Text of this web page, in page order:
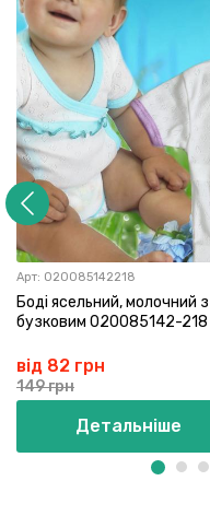
Арт: 020085142218
Боді ясельний, молочний з
бузковим 020085142-218
від 82 грн
149 грн
Детальніше